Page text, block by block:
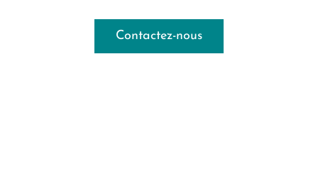
Contactez-nous